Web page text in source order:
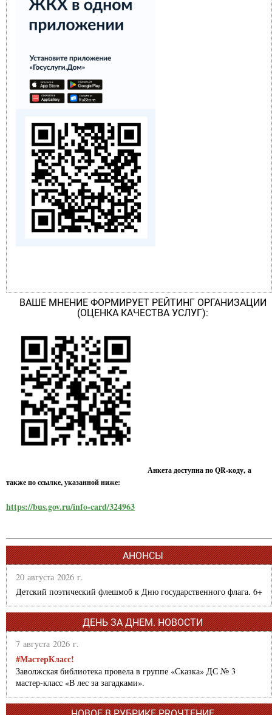
ВАШЕ МНЕНИЕ ФОРМИРУЕТ РЕЙТИНГ ОРГАНИЗАЦИИ
(ОЦЕНКА КАЧЕСТВА УСЛУГ):
Анкета доступна по QR-коду, а
также по ссылке, указанной ниже:
https://bus.gov.ru/info-card/324963
АНОНСЫ
20 августа 2026 г.
Детский поэтический флешмоб к Дню государственного флага. 6+
ДЕНЬ ЗА ДНЕМ. НОВОСТИ
7 августа 2026 г.
#МастерКласс!
Заволжская библиотека провела в группе «Сказка» ДС № 3
мастер-класс «В лес за загадками».